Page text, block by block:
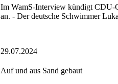
Im WamS-Interview kündigt CDU-
an. - Der deutsche Schwimmer
29.07.2024
Auf und aus Sand gebaut